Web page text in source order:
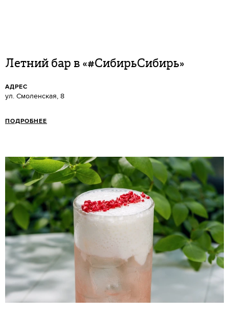
Летний бар в «#СибирьСибирь»
АДРЕС
ул. Смоленская, 8
ПОДРОБНЕЕ